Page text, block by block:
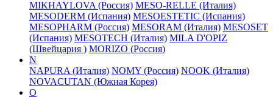
MIKHAYLOVA (Россия) MESO-RELLE (Италия)
MESODERM (Испания) MESOESTETIC (Испания)
MESOPHARM (Россия) MESORAM (Италия) MESOSET
(Испания) MESOTECH (Италия) MILA D'OPIZ
(Швейцария ) MORIZO (Россия)
N
NAPURA (Италия) NOMY (Россия) NOOK (Италия)
NOVACUTAN (Южная Корея)
O